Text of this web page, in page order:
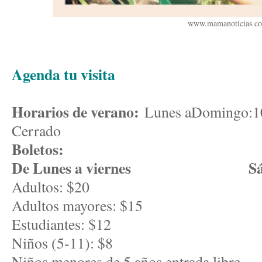
Agenda tu visita
Horarios de verano: Lunes
Cerrado
Boletos:
De Lunes a viernes
Adultos:
Adultos mayores:
Estudiantes:
Niños (5-11):